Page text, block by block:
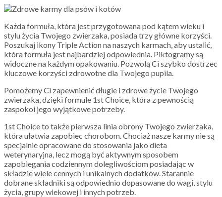
Każda formuła, która jest przygotowana pod kątem wieku i
stylu życia Twojego zwierzaka, posiada trzy główne korzyści.
Poszukaj ikony Triple Action na naszych karmach, aby ustalić,
która formuła jest najbardziej odpowiednia. Piktogramy są
widoczne na każdym opakowaniu. Pozwolą Ci szybko dostrzec
kluczowe korzyści zdrowotne dla Twojego pupila.
Pomożemy Ci zapewnienić długie i zdrowe życie Twojego
zwierzaka, dzięki formule 1st Choice, która z pewnością
zaspokoi jego wyjątkowe potrzeby.
1st Choice to także pierwsza linia obrony Twojego zwierzaka,
która ułatwia zapobiec chorobom. Chociaż nasze karmy nie są
specjalnie opracowane do stosowania jako dieta
weterynaryjna, lecz mogą być aktywnym sposobem
zapobiegania codziennym dolegliwościom posiadając w
składzie wiele cennych i unikalnych dodatków. Starannie
dobrane składniki są odpowiednio dopasowane do wagi, stylu
życia, grupy wiekowej i innych potrzeb.